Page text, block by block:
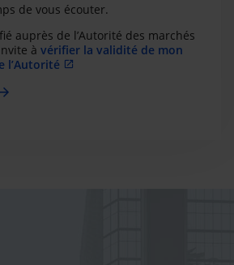
de vous écouter.
auprès de l’Autorité des marchés
à vérifier la validité de mon
l’Autorité